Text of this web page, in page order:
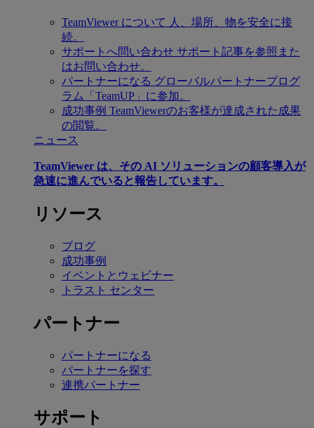
TeamViewer について 人、場所、物を安全に接
続。
サポートへ問い合わせ サポート記事を参照また
はお問い合わせ。
パートナーになる グローバルパートナープログ
ラム「TeamUP」に参加。
成功事例 TeamViewerのお客様が達成された成果
の閲覧。
ニュース
TeamViewer は、その AI ソリューションの顧客導入が
急速に進んでいると報告しています。
リソース
ブログ
成功事例
イベントとウェビナー
トラスト センター
パートナー
パートナーになる
パートナーを探す
連携パートナー
サポート